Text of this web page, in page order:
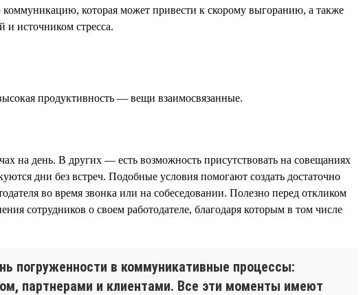
которая может привести к скорому выгоранию, а также
источником стресса.
продуктивность — вещи взаимосвязанные.
на день. В других — есть возможность присутствовать на совещаниях
дни без встреч. Подобные условия помогают создать достаточно
во время звонка или на собеседовании. Полезно перед откликом
сотрудников о своем работодателе, благодаря которым в том числе
погруженности в коммуникативные процессы:
партнерами и клиентами. Все эти моменты имеют